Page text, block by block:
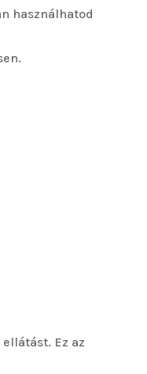
használhatod
Ez az